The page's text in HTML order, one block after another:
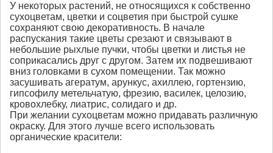
У некоторых растений, не относящихся к собственно
сухоцветам, цветки и соцветия при быстрой сушке
сохраняют свою декоративность. В начале
распускания такие цветы срезают и связывают в
небольшие рыхлые пучки, чтобы цветки и листья не
соприкасались друг с другом. Затем их подвешивают
вниз головками в сухом помещении. Так можно
засушивать агератум, арункус, ахиллею, гортензию,
гипсофилу метельчатую, фрезию, василек, целозию,
кровохлебку, лиатрис, солидаго и др.
При желании сухоцветам можно придавать различную
окраску. Для этого лучше всего использовать
органические красители: